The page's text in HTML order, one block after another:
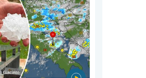
. ponedeljak, 3. avgust 2026.
od Italije do Balkana. Šteta od